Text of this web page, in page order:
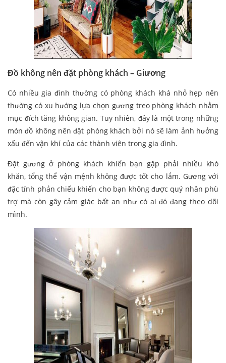
Đồ không nên đặt phòng khách – Giương
Có nhiều gia đình thường có phòng khách khá nhỏ hẹp nên
thường có xu hướng lựa chọn gương treo phòng khách nhằm
mục đích tăng không gian. Tuy nhiên, đây là một trong những
món đồ không nên đặt phòng khách bởi nó sẽ làm ảnh hưởng
xấu đến vận khí của các thành viên trong gia đình.
Đặt gương ở phòng khách khiến bạn gặp phải nhiều khó
khăn, tổng thể vận mệnh không được tốt cho lắm. Gương với
đặc tính phản chiếu khiến cho bạn không được quý nhân phù
trợ mà còn gây cảm giác bất an như có ai đó đang theo dõi
mình.